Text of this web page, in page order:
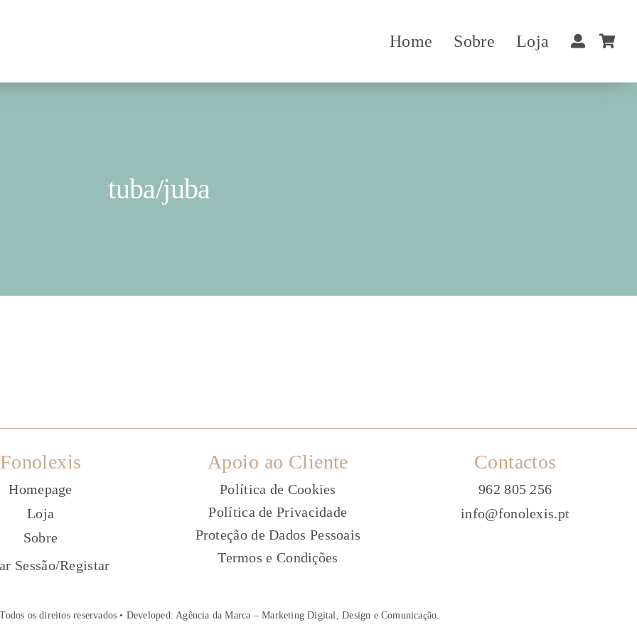
Home Sobre Loja
tuba/juba
Fonolexis
Homepage
Loja
Sobre
Sessão/Registar
Apoio ao Cliente
Política de Cookies
Política de Privacidade
Proteção de Dados Pessoais
Termos e Condições
Contactos
962 805 256
info@fonolexis.pt
os direitos reservados • Developed:Agência da Marca – Marketing Digital, Design e Comunicação.